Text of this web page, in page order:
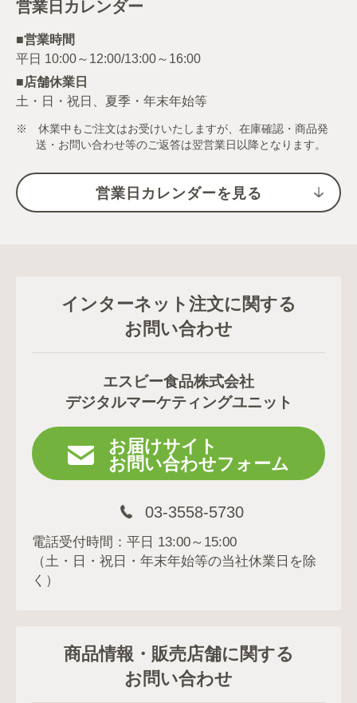
営業日カレンダー
■営業時間
■店舗休業日
土・日・祝日、夏季・年末年始等
※ 休業中もご注文はお受けいたしますが、在庫確認・商品発
送・お問い合わせ等のご返答は翌営業日以降となります。
営業日カレンダーを見る
インターネット注文に関する
お問い合わせ
エスビー食品株式会社
デジタルマーケティングユニット
お届けサイト
お問い合わせフォーム
03-3558-5730
電話受付時間：平日 13:00～15:00
（土・日・祝日・年末年始等の当社休業日を除
く）
商品情報・販売店舗に関する
お問い合わせ